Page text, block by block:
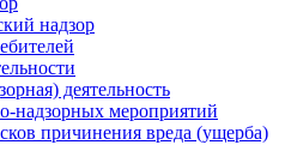
надзор
деятельность
надзорных мероприятий
причинения вреда (ущерба)